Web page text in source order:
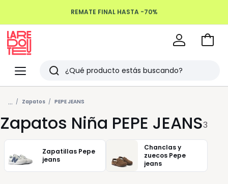
REMATE FINAL HASTA -70%
Devoluciones hasta 100 días
Menu
Redoute
Buscar
Últimos
artículos
vistos
Ir
... Zapatos PEPE JEANS
Zapatos Niña PEPE JEANS3
Zapatillas Pepe
jeans
Chanclas y
zuecos Pepe
jeans